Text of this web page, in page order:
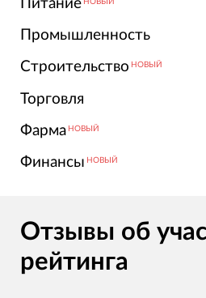
Питание НОВЫЙ
Промышленность
Строительство НОВЫЙ
Торговля
Фарма НОВЫЙ
Финансы НОВЫЙ
Отзывы об
рейтинга